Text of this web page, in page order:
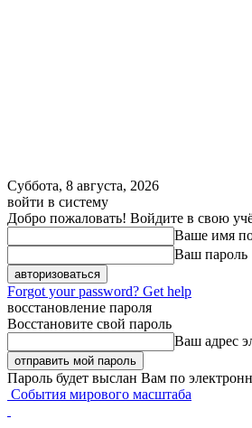
Суббота, 8 августа, 2026
войти в систему
Добро пожаловать! Войдите в свою
Ваше имя
Ваш пароль
Forgot your password? Get help
восстановление пароля
Восстановите свой пароль
Ваш адрес
Пароль будет выслан Вам по
События мирового масштаба